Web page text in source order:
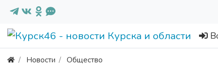
Новости Общество